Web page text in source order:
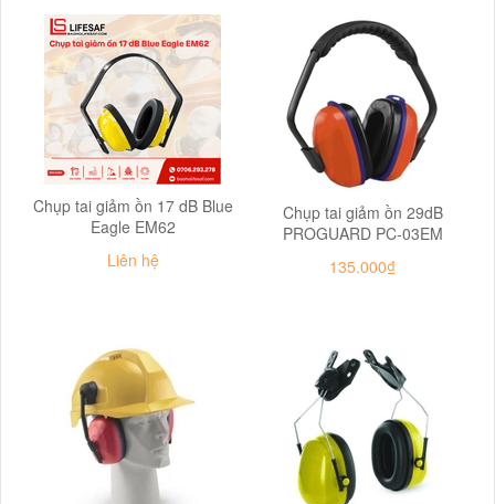
Chụp tai giảm ồn 17 dB Blue
Eagle EM62
Liên hệ
Chụp tai giảm ồn 29dB
PROGUARD PC-03EM
135.000₫